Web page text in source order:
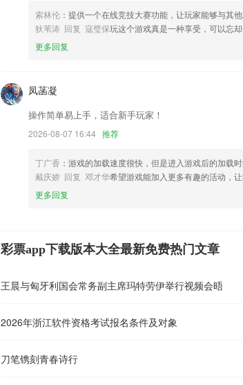
索林伦 ：提供一个在线竞技大赛功能，让玩家能够与其他
狄苇涛 回复 寇璧保玩这个游戏真是一种享受，可以忘却
更多回复
凤菡凝
操作简单易上手，适合新手玩家！
2026-08-07 16:44 推荐
丁广香 ：游戏的加载速度很快，但是进入游戏后的加载
戴庆娇 回复 邓才华希望游戏能加入更多有趣的活动，
更多回复
彩票app下载版本大全最新免费热门文章
王晨与匈牙利国会常务副主席玛特劳伊举行视频会晤
2026年浙江软件资格考试报名条件及对象
刀笔镌刻青春诗行